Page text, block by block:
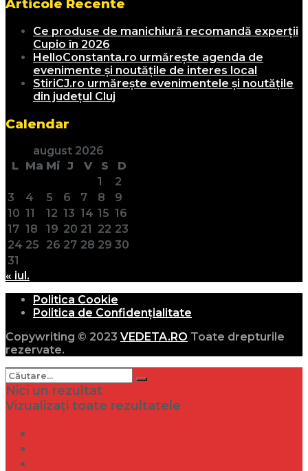
Articole Recente
Ce produse de manichiură recomandă experții
Cupio în 2026
HelloConstanta.ro urmărește agenda de
evenimente și noutățile de interes local
StiriCJ.ro urmărește evenimentele și noutățile
din județul Cluj
Calendar
august 2026
L Ma Mi J V S
D
1
2
3
4 5 6 7 8
9
10 11 12 13 14 15 16
17 18 19 20 21 22 23
24 25 26 27 28 29 30
31
« iul.
Politica Cookie
Politica de Confidențialitate
Copywriting © 2023 VEDETA.RO Toate drepturile
rezervate.
Nici un rezultat
Vizualizați toate rezultatele